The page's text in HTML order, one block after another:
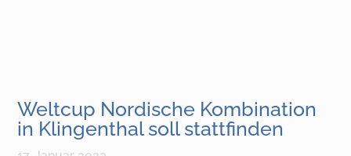
Weltcup Nordische Kombination
in Klingenthal soll stattfinden